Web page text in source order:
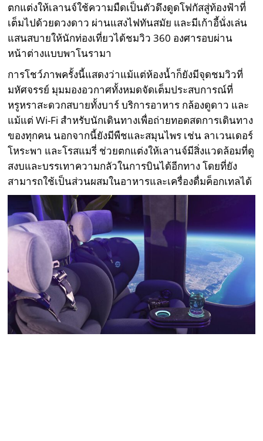
ตกแต่งให้เลานจ์ใช้ความมืดเป็นตัวดึงดูดโฟกัสสู่ท้องฟ้าที่
เต็มไปด้วยดวงดาว ผ่านแสงไฟทันสมัย และมีเก้าอี้นั่งเล่น
แสนสบายให้นักท่องเที่ยวได้ชมวิว 360 องศารอบผ่าน
หน้าต่างแบบพาโนรามา
การโชว์ภาพครั้งนี้แสดงว่าแม้แต่ห้องน้ำก็ยังมีจุดชมวิวที่
มหัศจรรย์ มุมมองอวกาศทั้งหมดจัดเต็มประสบการณ์ที่
หรูหราสะดวกสบายทั้งบาร์ บริการอาหาร กล้องดูดาว และ
แม้แต่ Wi-Fi สำหรับนักเดินทางเพื่อถ่ายทอดสดการเดินทาง
ของทุกคน นอกจากนี้ยังมีพืชและสมุนไพร เช่น ลาเวนเดอร์
โหระพา และโรสแมรี่ ช่วยตกแต่งให้เลานจ์มีสิ่งแวดล้อมที่ดู
สงบและบรรเทาความกลัวในการบินได้อีกทาง โดยที่ยัง
สามารถใช้เป็นส่วนผสมในอาหารและเครื่องดื่มค็อกเทลได้